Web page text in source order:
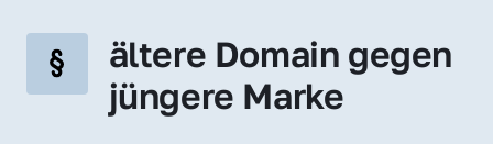
ältere Domain gegen
jüngere Marke